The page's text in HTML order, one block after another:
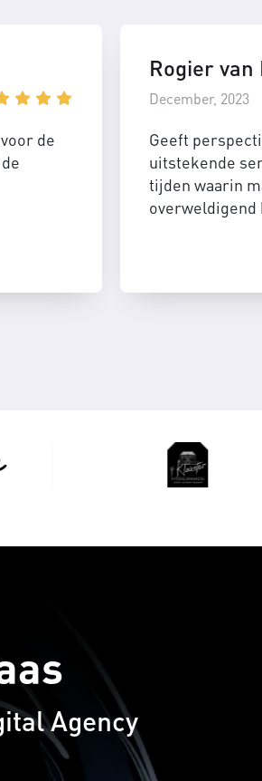
de
Rogier
December, 2023
Geeft
uitstekende
tijden waarin
overweldigend
Agency